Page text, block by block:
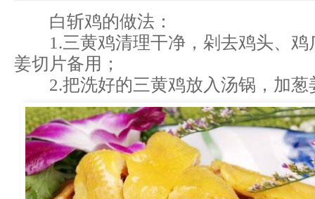
白斩鸡的做法：
1.三黄鸡清理干净，剁去鸡头、
姜切片备用；
2.把洗好的三黄鸡放入汤锅，加葱